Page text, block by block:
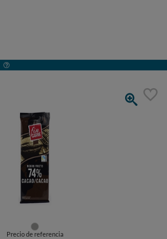
Precio de referencia